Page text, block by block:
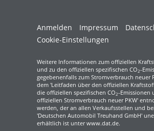
Anmelden Impressum
Cookie-Einstellungen
Weitere Informationen zum offiziellen
und zu den offiziellen spezifischen CO2-
gegebenenfalls zum Stromverbrauch neuer
dem 'Leitfaden über den offiziellen
die offiziellen spezifischen CO2-Emissionen
offiziellen Stromverbrauch neuer PKW'
werden, der an allen Verkaufsstellen und
'Deutschen Automobil Treuhand GmbH'
erhältlich ist unter www.dat.de.